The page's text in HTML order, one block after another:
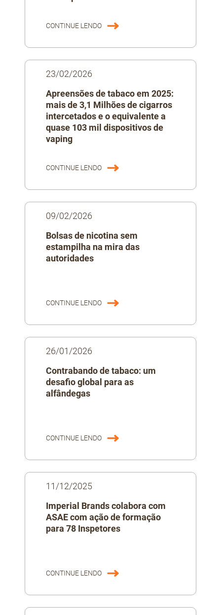
CONTINUE LENDO
23/02/2026
Apreensões de tabaco em 2025:
mais de 3,1 Milhões de cigarros
intercetados e o equivalente a
quase 103 mil dispositivos de
vaping
CONTINUE LENDO
09/02/2026
Bolsas de nicotina sem
estampilha na mira das
autoridades
CONTINUE LENDO
26/01/2026
Contrabando de tabaco: um
desafio global para as
alfândegas
CONTINUE LENDO
11/12/2025
Imperial Brands colabora com
ASAE com ação de formação
para 78 Inspetores
CONTINUE LENDO